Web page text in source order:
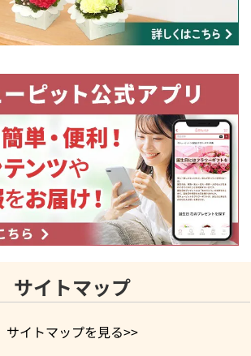
サイトマップ
サイトマップを見る>>